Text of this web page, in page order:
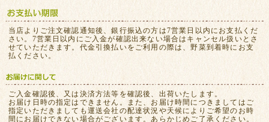
当店よりご注文確認通知後、銀行振込の方は7営業日以内にお支払くだ
さい。7営業日以内にご入金が確認出来ない場合はキャンセル扱いとさ
せていただきます。代金引換払いをご利用の際は、野菜到着時にお支
払ください。
ご入金確認後、又は決済方法等を確認後、出荷いたします。
お届け日時の指定はできません。また、お届け時間につきましてはご
指定いただきましても運送会社の配達状況や天候によりご希望のお時
間にお届けできない場合がございます。あらかじめご了承ください。